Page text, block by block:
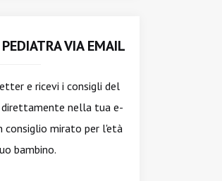
VIA EMAIL
e ricevi i consigli del
nella tua e-
consiglio mirato per l'età
bambino.